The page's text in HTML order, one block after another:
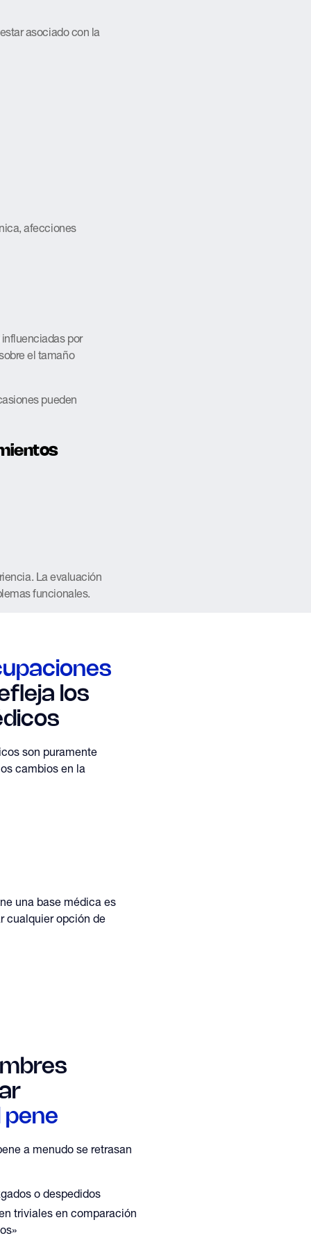
asociado con la
afecciones
por
el tamaño
pueden
La evaluación
funcionales.
los
son puramente
cambios en la
una base médica es
cualquier opción de
pene
a menudo se retrasan
o despedidos
triviales en comparación